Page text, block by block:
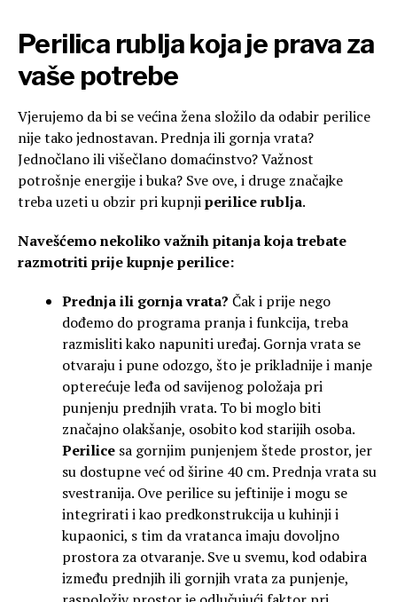
Perilica rublja koja je prava za
vaše potrebe
Vjerujemo da bi se većina žena složilo da odabir perilice
nije tako jednostavan. Prednja ili gornja vrata?
Jednočlano ili višečlano domaćinstvo? Važnost
potrošnje energije i buka? Sve ove, i druge značajke
treba uzeti u obzir pri kupnjiperilice rublja.
Navešćemo nekoliko važnih pitanja koja trebate
razmotriti prije kupnje perilice:
Prednja ili gornja vrata? Čak i prije nego
dođemo do programa pranja i funkcija, treba
razmisliti kako napuniti uređaj. Gornja vrata se
otvaraju i pune odozgo, što je prikladnije i manje
opterećuje leđa od savijenog položaja pri
punjenju prednjih vrata. To bi moglo biti
značajno olakšanje, osobito kod starijih osoba.
Perilice sa gornjim punjenjem štede prostor, jer
su dostupne već od širine 40 cm. Prednja vrata su
svestranija. Ove perilice su jeftinije i mogu se
integrirati i kao predkonstrukcija u kuhinji i
kupaonici, s tim da vratanca imaju dovoljno
prostora za otvaranje. Sve u svemu, kod odabira
između prednjih ili gornjih vrata za punjenje,